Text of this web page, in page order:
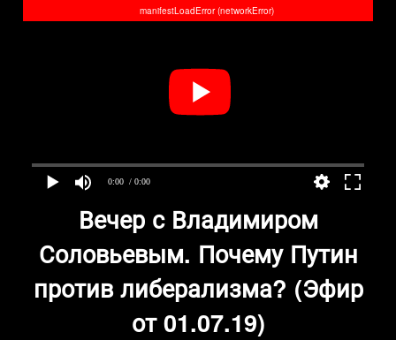
0:00 / 0:00
manifestLoadError (networkError)
Вечер с Владимиром
Соловьевым. Почему Путин
против либерализма? (Эфир
от 01.07.19)